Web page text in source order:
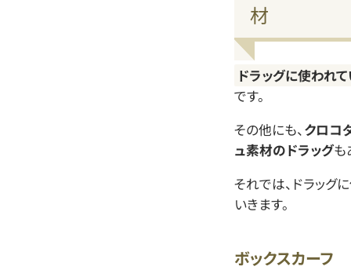
材
ドラッグに使われ
です。
その他にも、クロコ
ュ素材のドラッグも
それでは、ドラッグ
いきます。
ボックスカーフ